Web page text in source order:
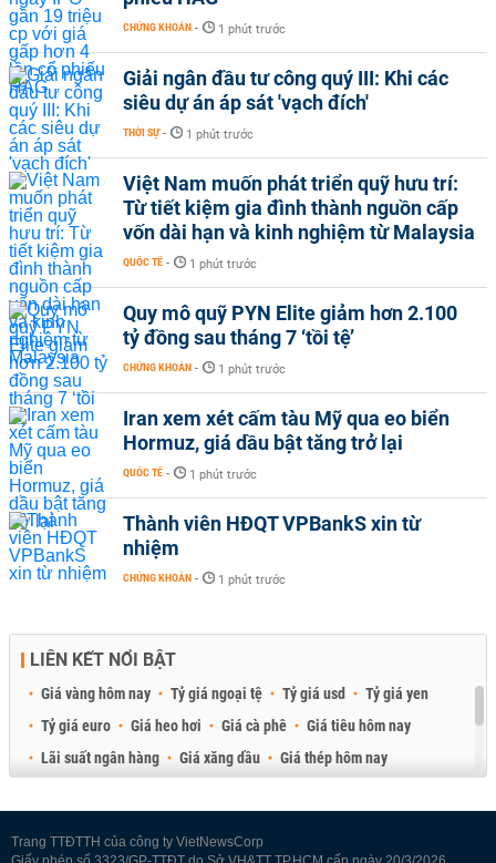
CHỨNG KHOÁN - 1 phút trước
Giải ngân đầu tư công quý III: Khi các
siêu dự án áp sát 'vạch đích'
THỜI SỰ - 1 phút trước
Việt Nam muốn phát triển quỹ hưu trí:
Từ tiết kiệm gia đình thành nguồn cấp
vốn dài hạn và kinh nghiệm từ Malaysia
QUỐC TẾ - 1 phút trước
Quy mô quỹ PYN Elite giảm hơn 2.100
tỷ đồng sau tháng 7 ‘tồi tệ’
CHỨNG KHOÁN - 1 phút trước
Iran xem xét cấm tàu Mỹ qua eo biển
Hormuz, giá dầu bật tăng trở lại
QUỐC TẾ - 1 phút trước
Thành viên HĐQT VPBankS xin từ
nhiệm
CHỨNG KHOÁN - 1 phút trước
LIÊN KẾT NỔI BẬT
Giá vàng hôm nay Tỷ giá ngoại tệ Tỷ giá usd
Tỷ giá yen
Tỷ giá euro
Giá heo hơi Giá cà phê
Giá tiêu hôm nay
Lãi suất ngân hàng
Giá xăng dầu
Giá thép hôm nay
Trang TTĐTTH của công ty VietNewsCorp